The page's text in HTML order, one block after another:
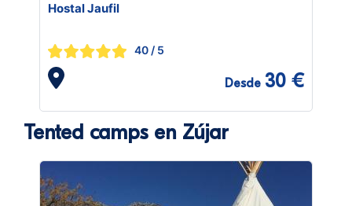
Hostal Jaufil
40 / 5
Desde 30 €
Tented camps en Zújar